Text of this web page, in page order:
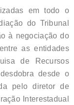
em todo o
do Tribunal
à negociação do
as entidades
de Recursos
desde o
pelo diretor de
Interestadual